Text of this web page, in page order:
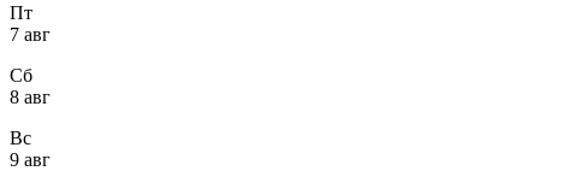
Пт
7 авг
Сб
8 авг
Вс
9 авг